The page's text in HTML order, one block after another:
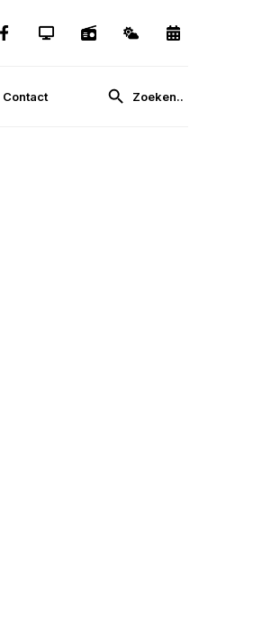
Contact